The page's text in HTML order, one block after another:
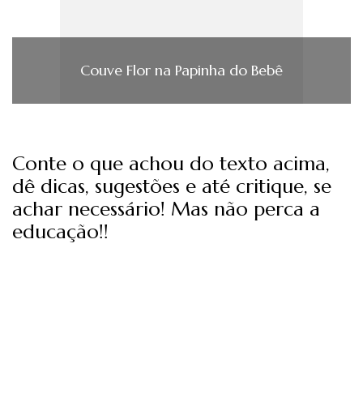
Couve Flor na Papinha do Bebê
Conte o que achou do texto acima,
dê dicas, sugestões e até critique, se
achar necessário! Mas não perca a
educação!!